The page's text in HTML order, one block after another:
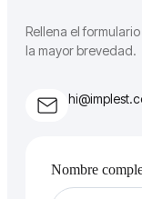
Rellena el
la mayor brevedad.
Nombre